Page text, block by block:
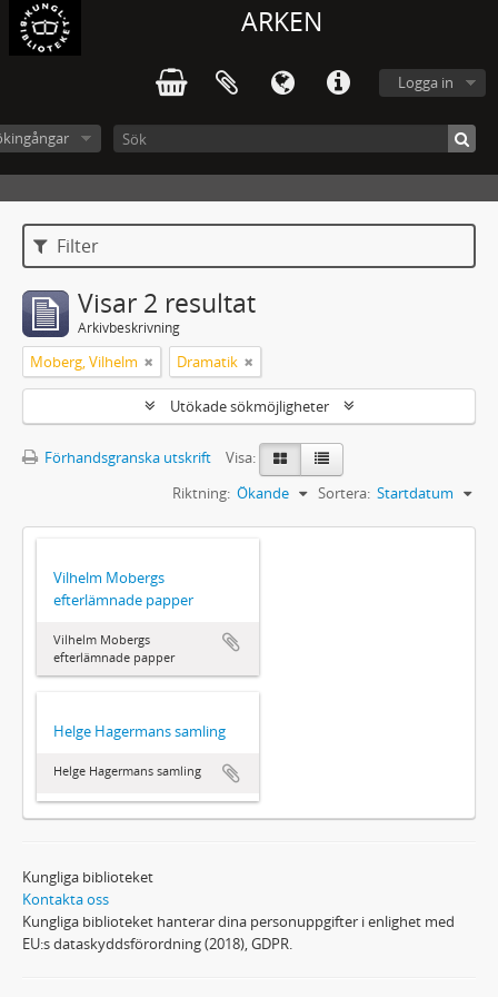
ARKEN
Logga in
Filter
Visar 2 resultat
Arkivbeskrivning
Moberg, Vilhelm Dramatik
Utökade sökmöjligheter
Förhandsgranska utskrift
Visa:
Sortera: Startdatum
Riktning: Ökande
Vilhelm Mobergs
efterlämnade papper
Vilhelm Mobergs
efterlämnade papper
Helge Hagermans samling
Helge Hagermans samling
Kungliga biblioteket
Kontakta oss
Kungliga biblioteket hanterar dina personuppgifter i enlighet med
EU:s dataskyddsförordning (2018), GDPR.